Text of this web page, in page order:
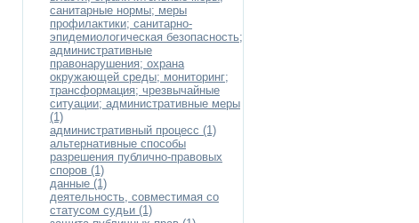
санитарные нормы; меры
профилактики; санитарно-
эпидемиологическая безопасность;
административные
правонарушения; охрана
окружающей среды; мониторинг;
трансформация; чрезвычайные
ситуации; административные меры
(1)
административный процесс (1)
альтернативные способы
разрешения публично-правовых
споров (1)
данные (1)
деятельность, совместимая со
статусом судьи (1)